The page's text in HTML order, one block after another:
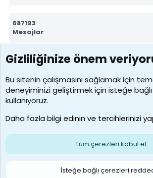
687193
Mesajlar
7388
Kullanıcılar
borabekirogluu
Son üye
Çerezler
S
Gizliliğinize önem
Bu sitenin çalışmasını sağlamak için
deneyiminizi geliştirmek için isteğe
kullanıyoruz.
Daha fazla bilgi edinin ve tercihlerinizi
Tüm çerezleri kabul et
İsteğe bağlı çerezleri